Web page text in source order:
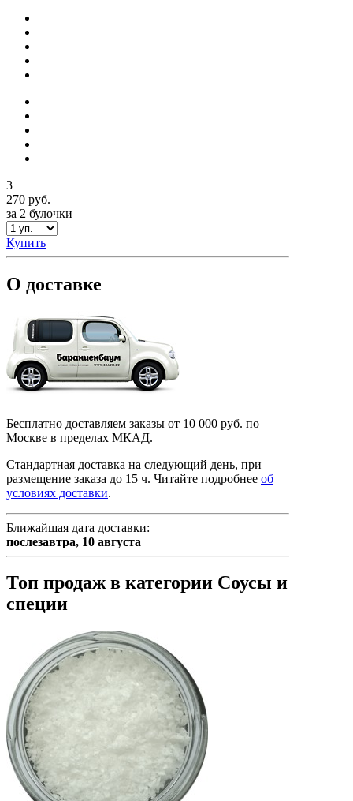
3
270 руб.
за 2 булочки
Купить
О доставке
Бесплатно доставляем заказы от 10 000 руб. по
Москве в пределах МКАД.
Стандартная доставка на следующий день, при
размещение заказа до 15 ч. Читайте подробнее об
условиях доставки.
Ближайшая дата доставки:
послезавтра, 10 августа
Топ продаж в категории Соусы и
специи